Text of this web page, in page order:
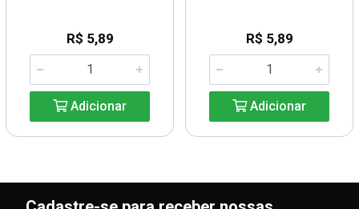
R$ 5,89
Adicionar
R$ 5,89
Adicionar